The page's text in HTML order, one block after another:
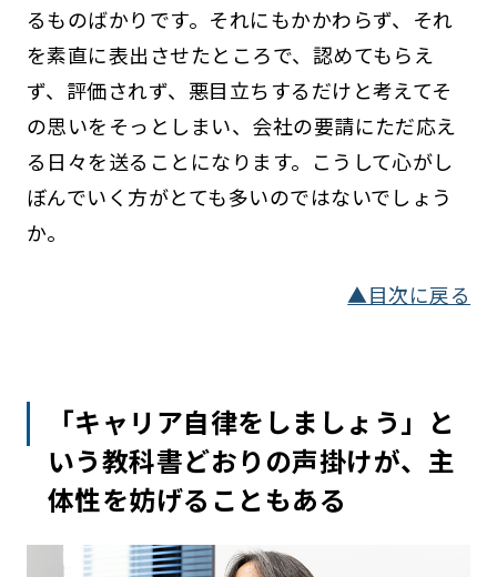
るものばかりです。それにもかかわらず、それ
を素直に表出させたところで、認めてもらえ
ず、評価されず、悪目立ちするだけと考えてそ
の思いをそっとしまい、会社の要請にただ応え
る日々を送ることになります。こうして心がし
ぼんでいく方がとても多いのではないでしょう
か。
▲目次に戻る
「キャリア自律をしましょう」と
いう教科書どおりの声掛けが、主
体性を妨げることもある